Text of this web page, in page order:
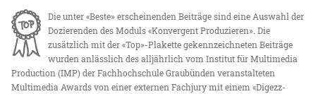
Die unter «Beste» erscheinenden Beiträge sind eine Auswahl der
Dozierenden des Moduls «Konvergent Produzieren». Die
zusätzlich mit der «Top»-Plakette gekennzeichneten Beiträge
wurden anlässlich des alljährlich vom Institut für Multimedia
Production (IMP) der Fachhochschule Graubünden veranstalteten
Multimedia Awards von einer externen Fachjury mit einem «Digezz-